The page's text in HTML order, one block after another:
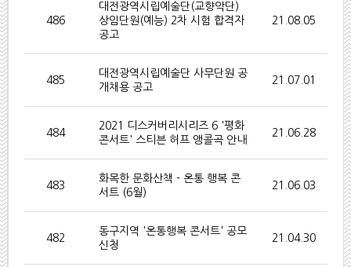
486
대전광역시립예술단(교향악단)
상임단원(예능) 2차 시험 합격자
공고
21.08.05
485
대전광역시립예술단 사무단원 공
개채용 공고
21.07.01
484
2021 디스커버리시리즈 6 '평화
콘서트' 스티븐 허프 앵콜곡 안내
21.06.28
483
화목한 문화산책 - 온통 행복 콘
서트 (6월)
21.06.03
482
동구지역 '온통행복 콘서트' 공모
신청
21.04.30